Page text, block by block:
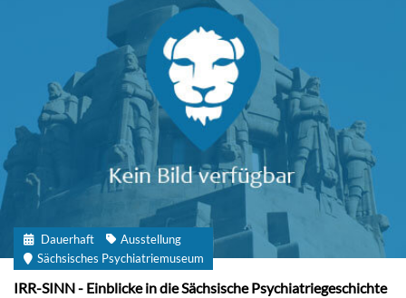
Dauerhaft
Ausstellung
Sächsisches Psychiatriemuseum
IRR-SINN - Einblicke in die Sächsische Psychiatriegeschichte